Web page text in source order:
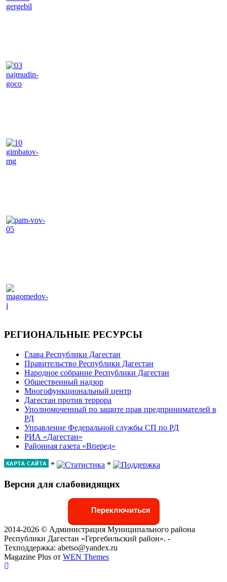
РЕГИОНАЛЬНЫЕ РЕСУРСЫ
Глава Республики Дагестан
Правительство Республики Дагестан
Народное собрание Республики Дагестан
Общественный надзор
Многофункциональный центр
Дагестан против террора
Уполномоченный по защите прав предпринимателей в
РД
Управление Федеральной службы СП по РД
РИА «Дагестан»
Районная газета «Вперед»
* *
Версия для слабовидящих
Переключиться
2014-2026 © Администрация Муниципального района
Республики Дагестан «Гергебильский район». -
Техподдержка: abetso@yandex.ru
Magazine Plus от WEN Themes